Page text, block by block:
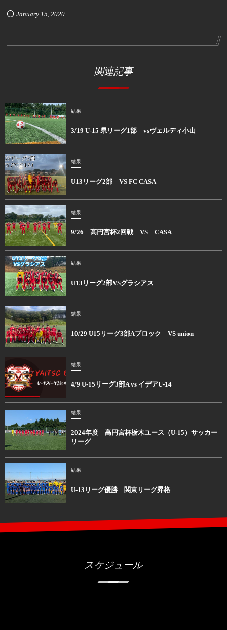
January 15, 2020
関連記事
結果
3/19 U-15 県リーグ1部 vsヴェルディ小山
結果
U13リーグ2部 VS FC CASA
結果
9/26 高円宮杯2回戦 VS CASA
結果
U13リーグ2部VSグラシアス
結果
10/29 U15リーグ3部Aブロック VS union
結果
4/9 U-15リーグ3部A vs イデアU-14
結果
2024年度 高円宮杯栃木ユース（U-15）サッカー
リーグ
結果
U-13リーグ優勝 関東リーグ昇格
スケジュール